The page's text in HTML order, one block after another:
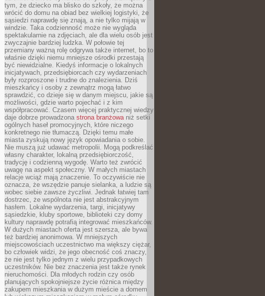
tym, że dziecko ma blisko do szkoły, że można
wrócić do domu na obiad bez wielkiej logistyki, że
sąsiedzi naprawdę się znają, a nie tylko mijają w
windzie. Taka codzienność może nie wygląda
spektakularnie na zdjęciach, ale dla wielu osób jest
zwyczajnie bardziej ludzka. W połowie tej
przemiany ważną rolę odgrywa także internet, bo to
właśnie dzięki niemu mniejsze ośrodki przestają
być niewidzialne. Kiedyś informacje o lokalnych
inicjatywach, przedsiębiorcach czy wydarzeniach
były rozproszone i trudne do znalezienia. Dziś
mieszkańcy i osoby z zewnątrz mogą łatwo
sprawdzić, co dzieje się w danym miejscu, jakie są
możliwości, gdzie warto pojechać i z kim
współpracować. Czasem więcej praktycznej wiedzy
daje dobrze prowadzona strona branżowaniż setki
ogólnych haseł promocyjnych, które niczego
konkretnego nie tłumaczą. Dzięki temu małe
miasta zyskują nowy język opowiadania o sobie.
Nie muszą już udawać metropolii. Mogą podkreślać
własny charakter, lokalną przedsiębiorczość,
tradycję i codzienną wygodę. Warto też zwrócić
uwagę na aspekt społeczny. W małych miastach
relacje wciąż mają znaczenie. To oczywiście nie
oznacza, że wszędzie panuje sielanka, a ludzie są
wobec siebie zawsze życzliwi. Jednak łatwiej tam
dostrzec, że wspólnota nie jest abstrakcyjnym
hasłem. Lokalne wydarzenia, targi, inicjatywy
sąsiedzkie, kluby sportowe, biblioteki czy domy
kultury naprawdę potrafią integrować mieszkańców.
W dużych miastach oferta jest szersza, ale bywa
też bardziej anonimowa. W mniejszych
miejscowościach uczestnictwo ma większy ciężar,
bo człowiek widzi, że jego obecność coś znaczy,
że nie jest tylko jednym z wielu przypadkowych
uczestników. Nie bez znaczenia jest także rynek
nieruchomości. Dla młodych rodzin czy osób
planujących spokojniejsze życie różnica między
zakupem mieszkania w dużym mieście a domem